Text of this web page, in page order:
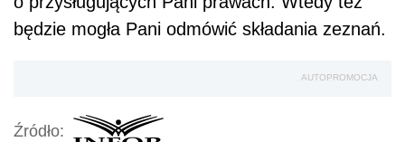
będzie mogła Pani odmówić składania zeznań.
AUTOPROMOCJA
Źródło: